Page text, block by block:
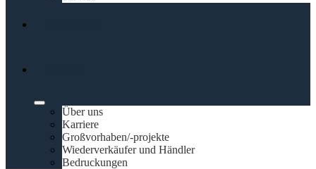
Über uns
Karriere
Großvorhaben/-projekte
Wiederverkäufer und Händler
Bedruckungen